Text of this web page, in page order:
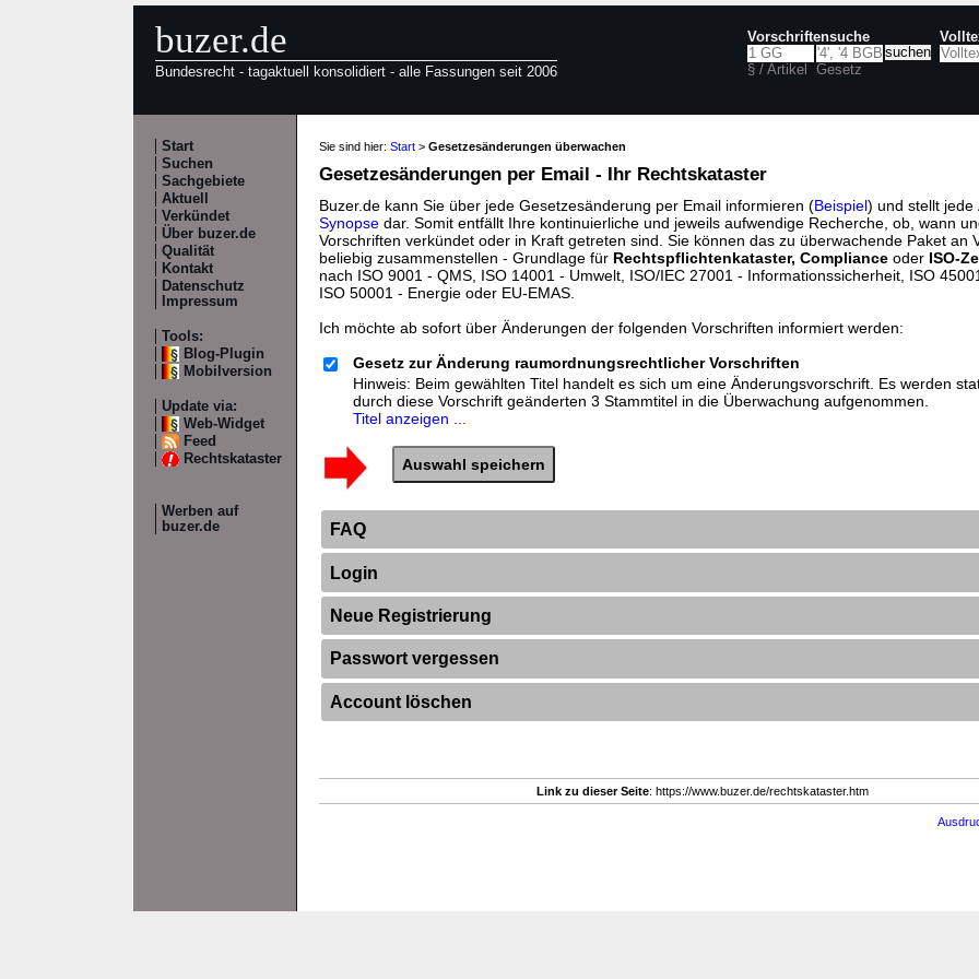
buzer.de
Bundesrecht - tagaktuell konsolidiert - alle Fassungen seit 2006
Vorschriftensuche
§ / Artikel Gesetz
Start
Suchen
Sachgebiete
Aktuell
Verkündet
Über buzer.de
Qualität
Kontakt
Datenschutz
Impressum
Tools:
Blog-Plugin
Mobilversion
Update via:
Web-Widget
Feed
Rechtskataster
Werben auf
buzer.de
Sie sind hier: Start > Gesetzesänderungen überwachen
Gesetzesänderungen per Email - Ihr Rechtskataster
Buzer.de kann Sie über jede Gesetzesänderung per Email informieren (Beispiel) und stellt jede
Synopse dar. Somit entfällt Ihre kontinuierliche und jeweils aufwendige Recherche, ob, wann
Vorschriften verkündet oder in Kraft getreten sind. Sie können das zu überwachende Paket an
beliebig zusammenstellen - Grundlage für Rechtspflichtenkataster, Compliance oder ISO-
nach ISO 9001 - QMS, ISO 14001 - Umwelt, ISO/IEC 27001 - Informationssicherheit, ISO
ISO 50001 - Energie oder EU-EMAS.
Ich möchte ab sofort über Änderungen der folgenden Vorschriften informiert werden:
Gesetz zur Änderung raumordnungsrechtlicher Vorschriften
Hinweis: Beim gewählten Titel handelt es sich um eine Änderungsvorschrift. Es werden
durch diese Vorschrift geänderten 3 Stammtitel in die Überwachung aufgenommen.
Titel anzeigen ...
FAQ
Login
Neue Registrierung
Passwort vergessen
Account löschen
Link zu dieser Seite: https://www.buzer.de/rechtskataster.htm